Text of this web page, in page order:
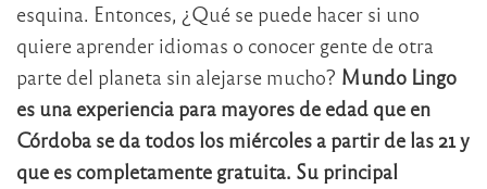
esquina. Entonces, ¿Qué se puede hacer si uno
quiere aprender idiomas o conocer gente de otra
parte del planeta sin alejarse mucho? Mundo Lingo
es una experiencia para mayores de edad que en
Córdoba se da todos los miércoles a partir de las 21 y
que es completamente gratuita. Su principal